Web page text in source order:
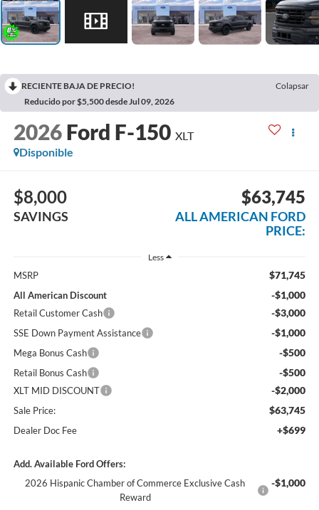
RECIENTE BAJA DE PRECIO!
Colapsar
Reducido por $5,500 desde Jul 09, 2026
2026 Ford F-150 XLT
Disponible
$8,000
SAVINGS
$63,745
ALL AMERICAN FORD
PRICE:
Less
MSRP $71,745
All American Discount -$1,000
Retail Customer Cash -$3,000
SSE Down Payment Assistance -$1,000
Mega Bonus Cash -$500
Retail Bonus Cash -$500
XLT MID DISCOUNT -$2,000
Sale Price: $63,745
Dealer Doc Fee +$699
Add. Available Ford Offers:
2026 Hispanic Chamber of Commerce Exclusive Cash
Reward
-$1,000